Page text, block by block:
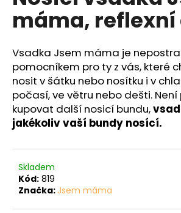
hvězdiček.
máma,
Vsadka Jsem máma je
pomocníkem pro ty z vás, které
nosit v šátku nebo nosítku i v
počasí, ve větru nebo dešti.
kupovat další nosicí bundu,
jakékoliv vaší bundy nosící.
Skladem
Kód: 819
Značka: Jsem máma
u
j
m
e